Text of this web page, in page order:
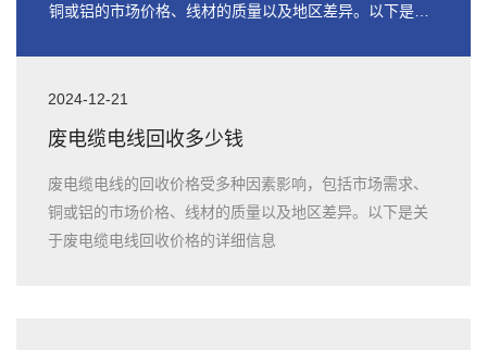
铜或铝的市场价格、线材的质量以及地区差异。以下是关
2024-12-21
废电缆电线回收多少钱
废电缆电线的回收价格受多种因素影响，包括市场需求、
铜或铝的市场价格、线材的质量以及地区差异。以下是关
于废电缆电线回收价格的详细信息